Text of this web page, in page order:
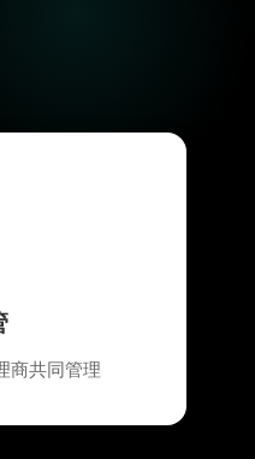
商共同管理